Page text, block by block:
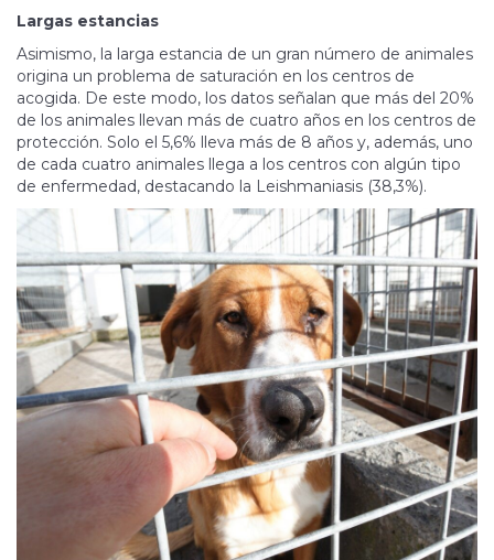
Largas estancias
Asimismo, la larga estancia de un gran número de animales
origina un problema de saturación en los centros de
acogida. De este modo, los datos señalan que más del 20%
de los animales llevan más de cuatro años en los centros de
protección. Solo el 5,6% lleva más de 8 años y, además, uno
de cada cuatro animales llega a los centros con algún tipo
de enfermedad, destacando la Leishmaniasis (38,3%).